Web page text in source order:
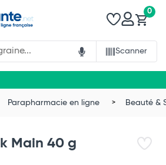
Scanner
0
Parapharmacie en ligne Beauté &
Main 40 g